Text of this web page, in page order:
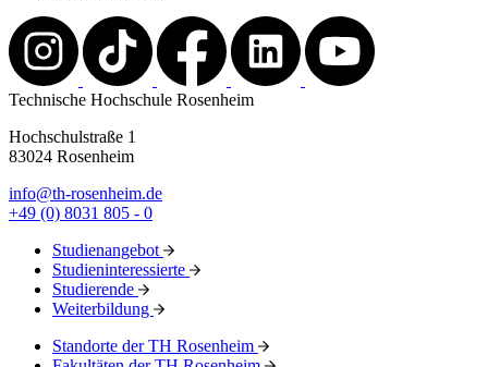
Technische Hochschule Rosenheim
Hochschulstraße 1
83024 Rosenheim
info@th-rosenheim.de
+49 (0) 8031 805 - 0
Studienangebot
Studieninteressierte
Studierende
Weiterbildung
Standorte der TH Rosenheim